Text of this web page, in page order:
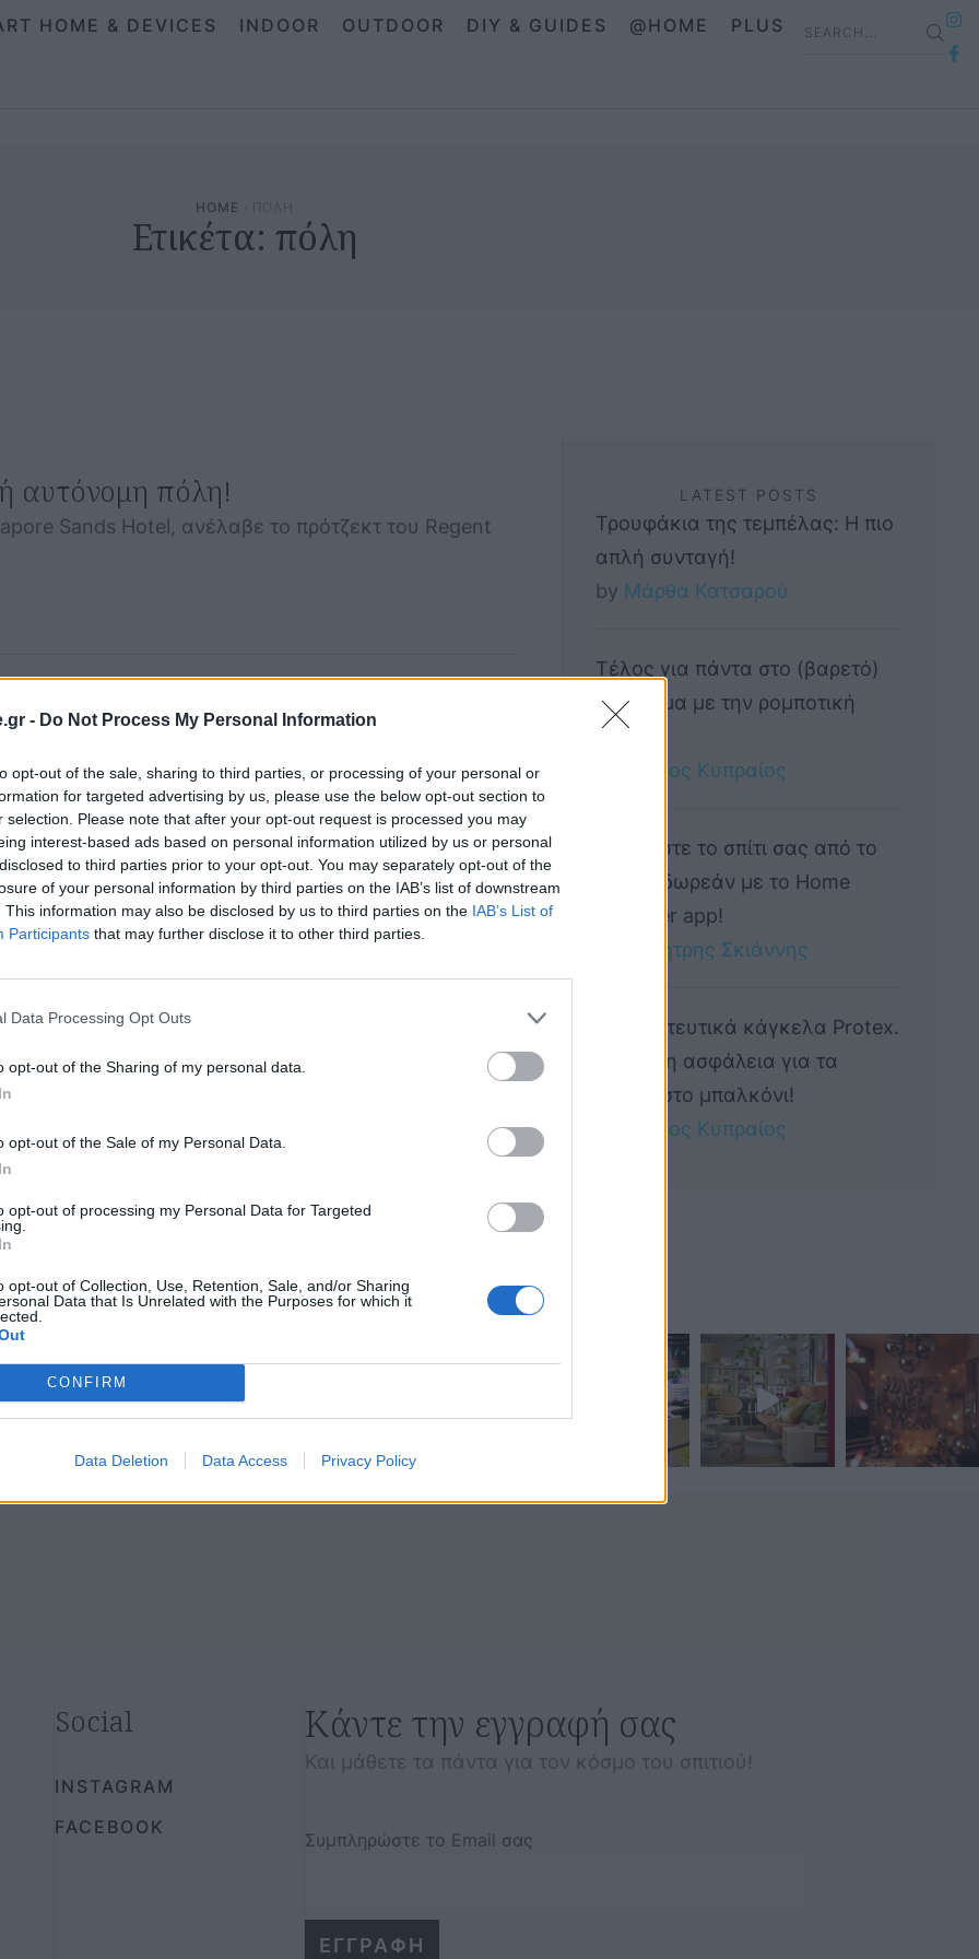
- Do Not Process My Personal Information
opt-out of the sale, sharing to third parties, or processing of your personal or
for targeted advertising by us, please use the below opt-out section to
selection. Please note that after your opt-out request is processed you may
interest-based ads based on personal information utilized by us or personal
to third parties prior to your opt-out. You may separately opt-out of the
of your personal information by third parties on the IAB’s list of downstream
This information may also be disclosed by us to third parties on the IAB’s List of
Participants that may further disclose it to other third parties.
Data Processing Opt Outs
opt-out of the Sharing of my personal data.
opt-out of the Sale of my Personal Data.
opt-out of processing my Personal Data for Targeted
opt-out of Collection, Use, Retention, Sale, and/or Sharing
Data that Is Unrelated with the Purposes for which it
CONFIRM
Data Deletion Data Access Privacy Policy
HOME & DEVICES INDOOR OUTDOOR DIY & GUIDES @HOME PLUS
HOME ·
Ετικέτα: πόλη
αυτόνομη πόλη!
Sands Hotel, ανέλαβε το πρότζεκτ του Regent
για σένα;
στην πόλη, μεταξύ αυτών μια ποικιλία πολιτισμού
το Hong Kong από ένα drone;
που θεωρείται μια πυκνοκατοικημένη πόλη,
LATEST POSTS
Τρουφάκια της τεμπέλας: Η πιο
απλή συνταγή!
by Μάρθα Κατσαρού
Τέλος για πάντα στο (βαρετό)
σιδέρωμα με την ρομποτική
Πέτρος Κυπραίος
Σχεδιάστε το σπίτι σας από το
μηδέν, δωρεάν με το Home
Designer app!
Δημήτρης Σκιάννης
Προστατευτικά κάγκελα Protex.
Απόλυτη ασφάλεια για τα
παιδιά στο μπαλκόνι!
Πέτρος Κυπραίος
Social
INSTAGRAM
FACEBOOK
Κάντε την εγγραφή σας
Και μάθετε τα πάντα για τον κόσμο του σπιτιού!
Συμπληρώστε το Email σας